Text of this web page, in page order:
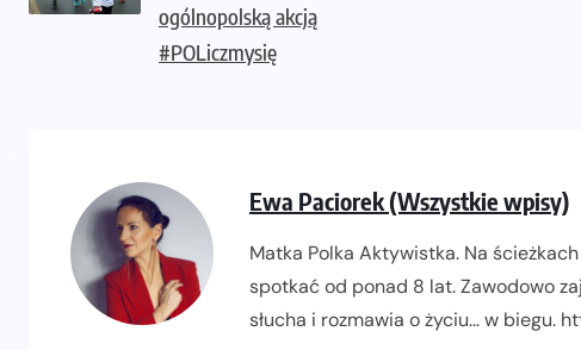
ogólnopolską akcją
#POLiczmysię
Ewa Paciorek (Wszystkie wpisy)
Matka Polka Aktywistka. Na
spotkać od ponad 8 lat. Zawodowo
słucha i rozmawia o życiu... w biegu.